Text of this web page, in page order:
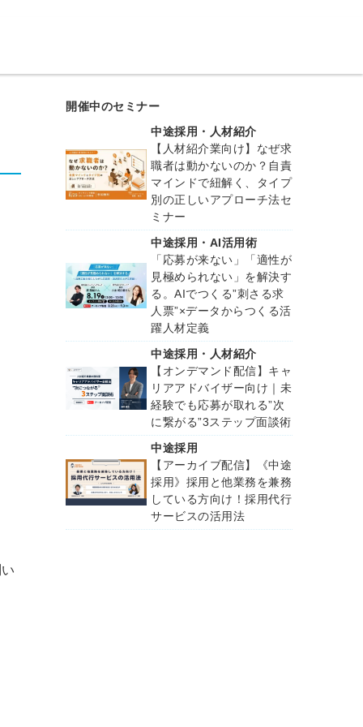
開催中のセミナー
中途採用・人材紹介
【人材紹介業向け】なぜ求
職者は動かないのか？自責
マインドで紐解く、タイプ
別の正しいアプローチ法セ
ミナー
中途採用・AI活用術
「応募が来ない」「適性が
見極められない」を解決す
る。AIでつくる”刺さる求
人票”×データからつくる活
躍人材定義
中途採用・人材紹介
【オンデマンド配信】キャ
リアアドバイザー向け｜未
経験でも応募が取れる”次
に繋がる”3ステップ面談術
中途採用
【アーカイブ配信】《中途
採用》採用と他業務を兼務
している方向け！採用代行
サービスの活用法